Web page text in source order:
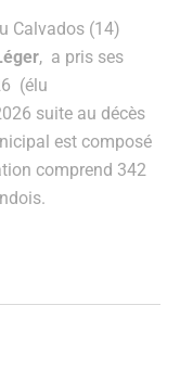
Calvados (14)
, a pris ses
(élu
suite au décès
est composé
comprend 342